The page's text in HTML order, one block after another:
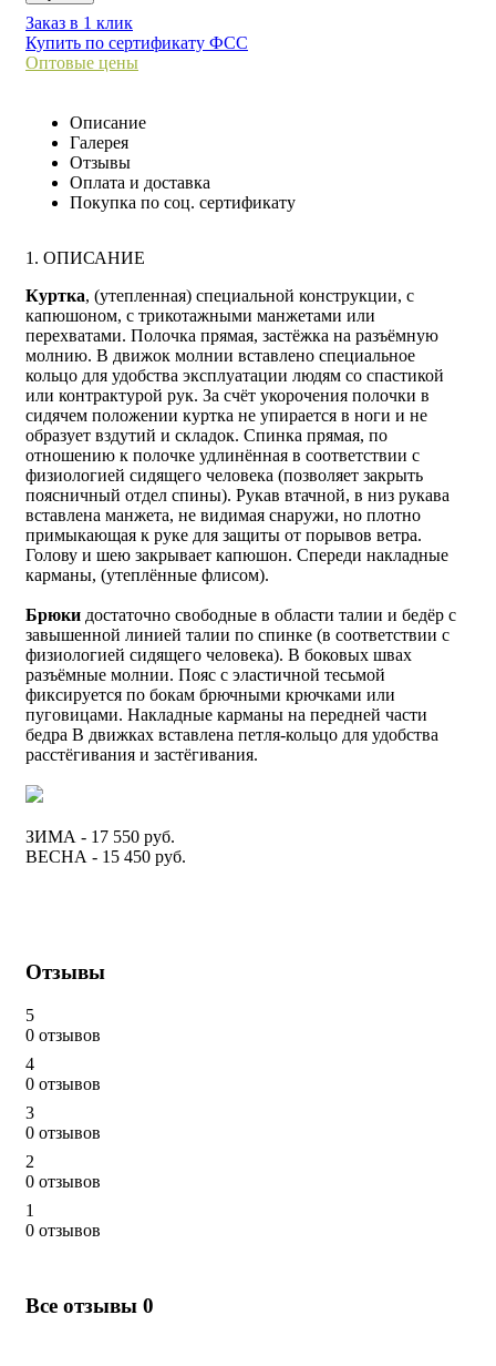
Заказ в 1 клик
Купить по сертификату ФСС
Оптовые цены
Описание
Галерея
Отзывы
Оплата и доставка
Покупка по соц. сертификату
1. ОПИСАНИЕ
Куртка, (утепленная) специальной конструкции, с
капюшоном, с трикотажными манжетами или
перехватами. Полочка прямая, застёжка на разъёмную
молнию. В движок молнии вставлено специальное
кольцо для удобства эксплуатации людям со спастикой
или контрактурой рук. За счёт укорочения полочки в
сидячем положении куртка не упирается в ноги и не
образует вздутий и складок. Спинка прямая, по
отношению к полочке удлинённая в соответствии с
физиологией сидящего человека (позволяет закрыть
поясничный отдел спины). Рукав втачной, в низ рукава
вставлена манжета, не видимая снаружи, но плотно
примыкающая к руке для защиты от порывов ветра.
Голову и шею закрывает капюшон. Спереди накладные
карманы, (утеплённые флисом).
Брюки достаточно свободные в области талии и бедёр с
завышенной линией талии по спинке (в соответствии с
физиологией сидящего человека). В боковых швах
разъёмные молнии. Пояс с эластичной тесьмой
фиксируется по бокам брючными крючками или
пуговицами. Накладные карманы на передней части
бедра В движках вставлена петля-кольцо для удобства
расстёгивания и застёгивания.
ЗИМА - 17 550 руб.
ВЕСНА - 15 450 руб.
Отзывы
5
0 отзывов
4
0 отзывов
3
0 отзывов
2
0 отзывов
1
0 отзывов
Все отзывы 0